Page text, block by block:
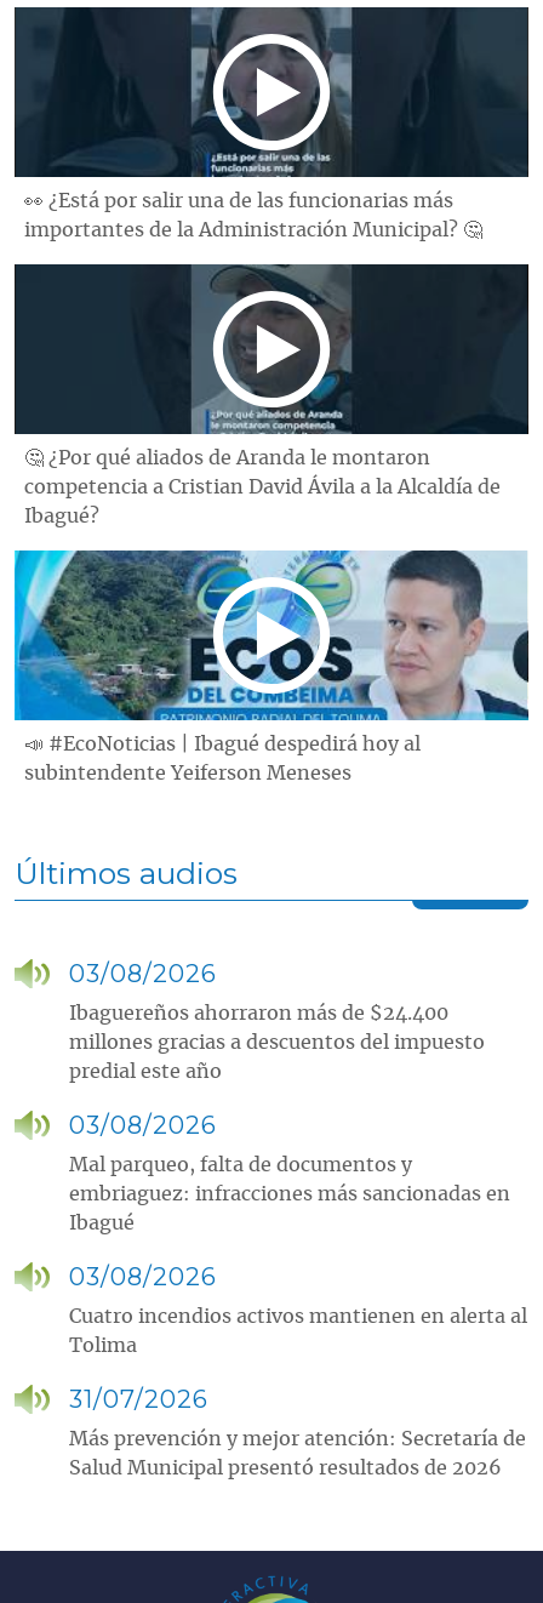
👀 ¿Está por salir una de las funcionarias más
importantes de la Administración Municipal? 🤔
🤔 ¿Por qué aliados de Aranda le montaron
competencia a Cristian David Ávila a la Alcaldía de
Ibagué?
📣 #EcoNoticias | Ibagué despedirá hoy al
subintendente Yeiferson Meneses
Últimos audios
03/08/2026
Ibaguereños ahorraron más de $24.400
millones gracias a descuentos del impuesto
predial este año
03/08/2026
Mal parqueo, falta de documentos y
embriaguez: infracciones más sancionadas en
Ibagué
03/08/2026
Cuatro incendios activos mantienen en alerta al
Tolima
31/07/2026
Más prevención y mejor atención: Secretaría de
Salud Municipal presentó resultados de 2026